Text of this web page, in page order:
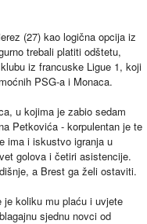
(27) kao logična opcija iz
trebali platiti odštetu,
iz francuske Ligue 1, koji
PSG-a i Monaca.
u kojima je zabio sedam
Petkovića - korpulentan je te
ima i iskustvo igranja u
golova i četiri asistencije.
a Brest ga želi ostaviti.
je koliku mu plaću i uvjete
sjednu novci od